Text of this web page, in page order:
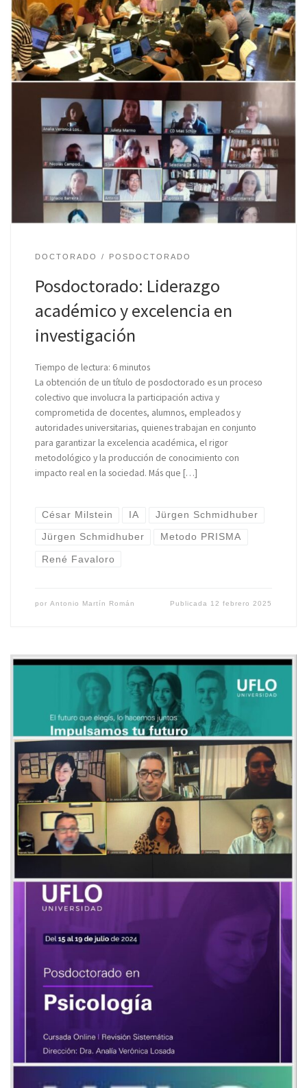
DOCTORADO POSDOCTORADO
Posdoctorado: Liderazgo
académico y excelencia en
investigación
Tiempo de lectura: 6minutos
La obtención de un título de posdoctorado es un proceso
colectivo que involucra la participación activa y
comprometida de docentes, alumnos, empleados y
autoridades universitarias, quienes trabajan en conjunto
para garantizar la excelencia académica, el rigor
metodológico y la producción de conocimiento con
impacto real en la sociedad. Más que […]
César Milstein IA Jürgen Schmidhuber
Jürgen Schmidhuber Metodo PRISMA
René Favaloro
por Antonio Martín Román Publicada 12 febrero 2025